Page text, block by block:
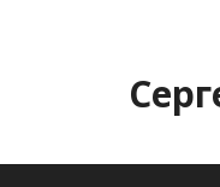
содержимому